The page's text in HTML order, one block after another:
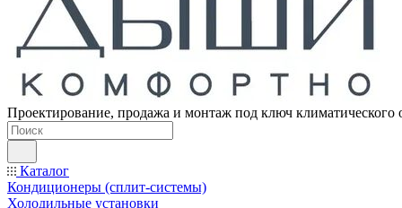
Проектирование, продажа и монтаж под ключ климатического
Каталог
Кондиционеры (сплит-системы)
Холодильные установки